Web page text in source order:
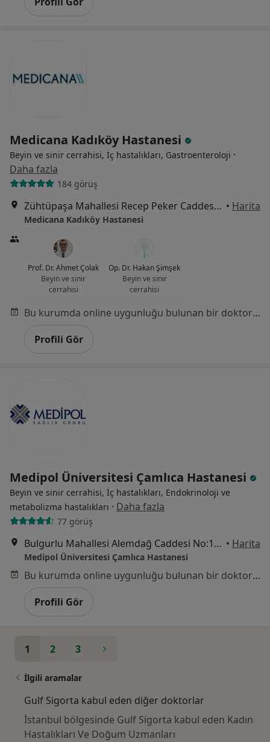
Medicana Kadıköy Hastanesi
Beyin ve sinir cerrahisi, İç hastalıkları, Gastroenteroloji ·
Daha fazla
184 görüş
Zühtüpaşa Mahallesi Recep Peker Caddesi No:11, Kadıköy • Harita
Medicana Kadıköy Hastanesi
Prof. Dr. Ahmet Çolak
Beyin ve sinir
cerrahisi
Op. Dr. Hakan Şimşek
Beyin ve sinir
cerrahisi
Bu kurumda online uygunluğu bulunan bir doktor veya uzman bulunamadı
Profili Gör
Medipol Üniversitesi Çamlıca Hastanesi
Beyin ve sinir cerrahisi, İç hastalıkları, Endokrinoloji ve
metabolizma hastalıkları · Daha fazla
77 görüş
Bulgurlu Mahallesi Alemdağ Caddesi No:100, Üsküdar • Harita
Medipol Üniversitesi Çamlıca Hastanesi
Bu kurumda online uygunluğu bulunan bir doktor veya uzman bulunamadı
Profili Gör
1 2 3
İlgili aramalar
Gulf Sigorta kabul eden diğer doktorlar
İstanbul bölgesinde Gulf Sigorta kabul eden Kadın
Hastalıkları Ve Doğum Uzmanları